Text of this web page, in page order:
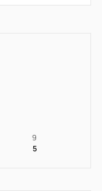
9
5